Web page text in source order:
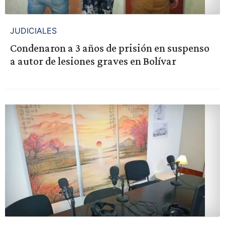
JUDICIALES
Condenaron a 3 años de prisión en suspenso
a autor de lesiones graves en Bolívar